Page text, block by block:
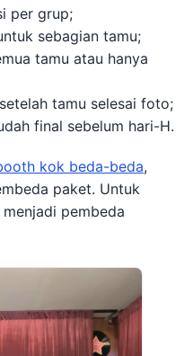
per grup;
sebagian tamu;
tamu atau hanya
tamu selesai foto;
final sebelum hari-H.
kok beda-beda,
paket. Untuk
pembeda